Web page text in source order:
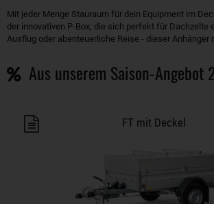
Mit jeder Menge Stauraum für dein Equipment im
der innovativen P-Box, die sich perfekt für Dachzelte
Ausflug oder abenteuerliche Reise - dieser
Aus unserem Saison-Angebot
Anhänger auf Merkzettel
FT mit Deckel